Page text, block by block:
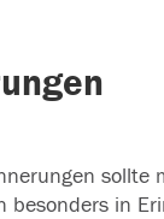
sollte
besonders in